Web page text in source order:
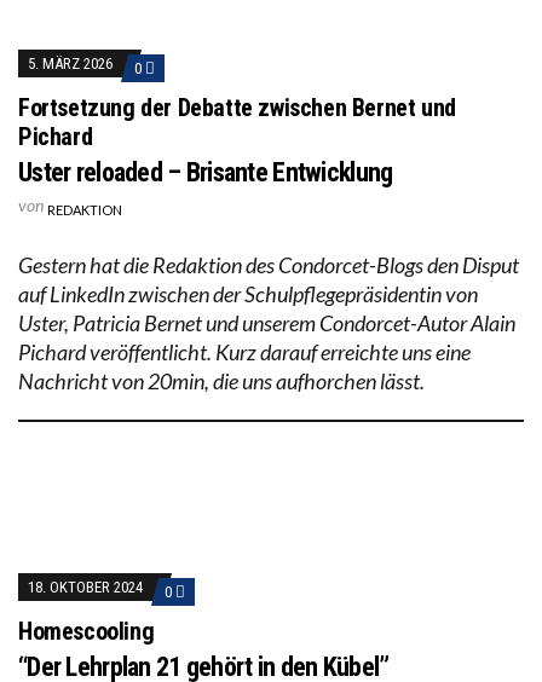
5. MÄRZ 2026 0
Fortsetzung der Debatte zwischen Bernet und
Pichard
Uster reloaded – Brisante Entwicklung
von REDAKTION
Gestern hat die Redaktion des Condorcet-Blogs den Disput
auf LinkedIn zwischen der Schulpflegepräsidentin von
Uster, Patricia Bernet und unserem Condorcet-Autor Alain
Pichard veröffentlicht. Kurz darauf erreichte uns eine
Nachricht von 20min, die uns aufhorchen lässt.
18. OKTOBER 2024 0
Homescooling
“Der Lehrplan 21 gehört in den Kübel”